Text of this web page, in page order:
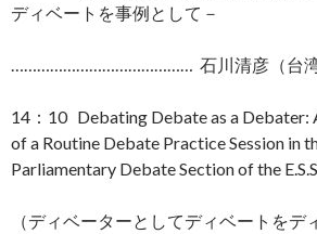
ディベートを事例として－
…………………………………… 石川清彦（台湾
14：10 Debating Debate as a Debater:
of a Routine Debate Practice Session in
Parliamentary Debate Section of the
（ディベーターとしてディベートをデ